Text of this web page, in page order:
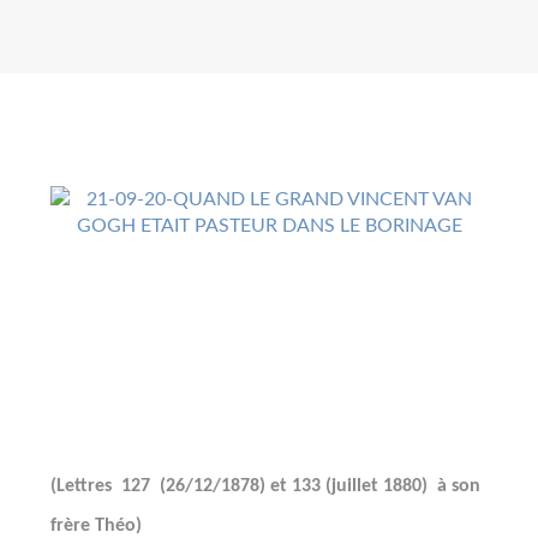
(Lettres 127 (26/12/1878) et 133 (juillet 1880) à son
frère Théo)